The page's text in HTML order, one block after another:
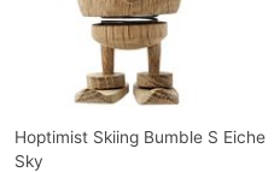
Hoptimist Skiing Bumble S Eiche
Sky